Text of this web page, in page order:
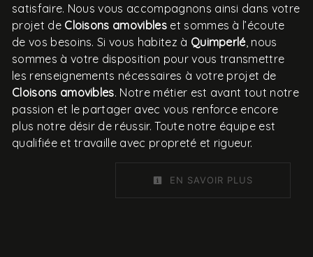
satisfaire. Nous vous accompagnons ainsi dans votre
projet de Cloisons amovibleset sommes à l’écoute
de vos besoins. Si vous habitez à Quimperlé, nous
sommes à votre disposition pour vous transmettre
les renseignements nécessaires à votre projet de
Cloisons amovibles. Notre métier est avant tout notre
passion et le partager avec vous renforce encore
plus notre désir de réussir. Toute notre équipe est
qualifiée et travaille avec propreté et rigueur.
EN SAVOIR PLUS